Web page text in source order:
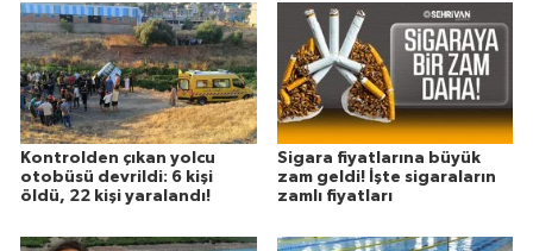
Kontrolden çıkan yolcu
otobüsü devrildi: 6 kişi
öldü, 22 kişi yaralandı!
Sigara fiyatlarına büyük
zam geldi! İşte sigaraların
zamlı fiyatları